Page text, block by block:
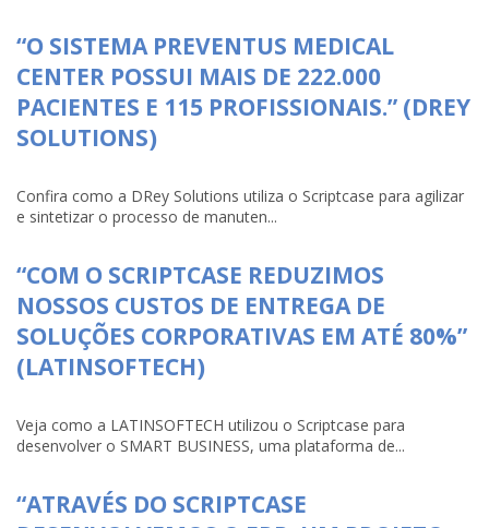
“O SISTEMA PREVENTUS MEDICAL
CENTER POSSUI MAIS DE 222.000
PACIENTES E 115 PROFISSIONAIS.” (DREY
SOLUTIONS)
Confira como a DRey Solutions utiliza o Scriptcase para agilizar
e sintetizar o processo de manuten...
“COM O SCRIPTCASE REDUZIMOS
NOSSOS CUSTOS DE ENTREGA DE
SOLUÇÕES CORPORATIVAS EM ATÉ 80%”
(LATINSOFTECH)
Veja como a LATINSOFTECH utilizou o Scriptcase para
desenvolver o SMART BUSINESS, uma plataforma de...
“ATRAVÉS DO SCRIPTCASE